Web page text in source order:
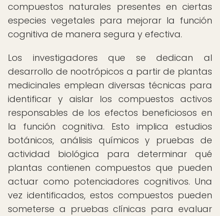
compuestos naturales presentes en ciertas
especies vegetales para mejorar la función
cognitiva de manera segura y efectiva.
Los investigadores que se dedican al
desarrollo de nootrópicos a partir de plantas
medicinales emplean diversas técnicas para
identificar y aislar los compuestos activos
responsables de los efectos beneficiosos en
la función cognitiva. Esto implica estudios
botánicos, análisis químicos y pruebas de
actividad biológica para determinar qué
plantas contienen compuestos que pueden
actuar como potenciadores cognitivos. Una
vez identificados, estos compuestos pueden
someterse a pruebas clínicas para evaluar